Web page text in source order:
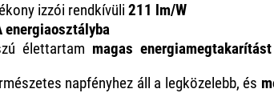
izzói rendkívüli 211 lm/W
energiaosztályba
élettartam magas energiamegtakarítást
napfényhez áll a legközelebb, és